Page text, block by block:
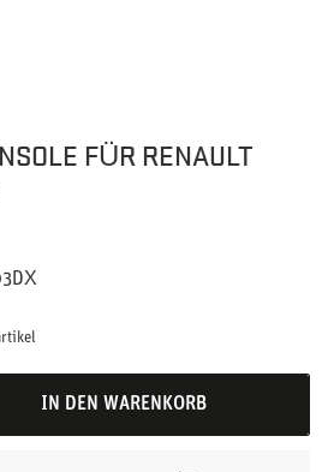
FÜR RENAULT
IN DEN WARENKORB